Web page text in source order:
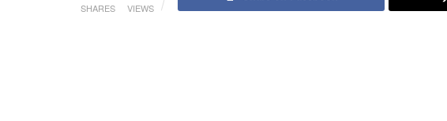
SHARES VIEWS